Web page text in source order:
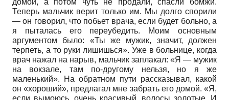
Теперь мальчик верит только им. Мы долго спорили
— он говорил, что побьет врача, если будет больно, а
я пыталась его переубедить. Моим основным
аргументом было: «Ты же мужик, значит, должен
терпеть, а то руки лишишься». Уже в больнице, когда
врач нажал на нарыв, мальчик заплакал: «Я — мужик
на вокзале, там по-другому нельзя, но я же
маленький». На обратном пути рассказывал, какой
он «хороший», предлагал мне забрать его домой. «Я,
если вымоюсь, очень красивый, волосы золотые. И